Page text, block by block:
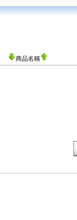
商品名稱